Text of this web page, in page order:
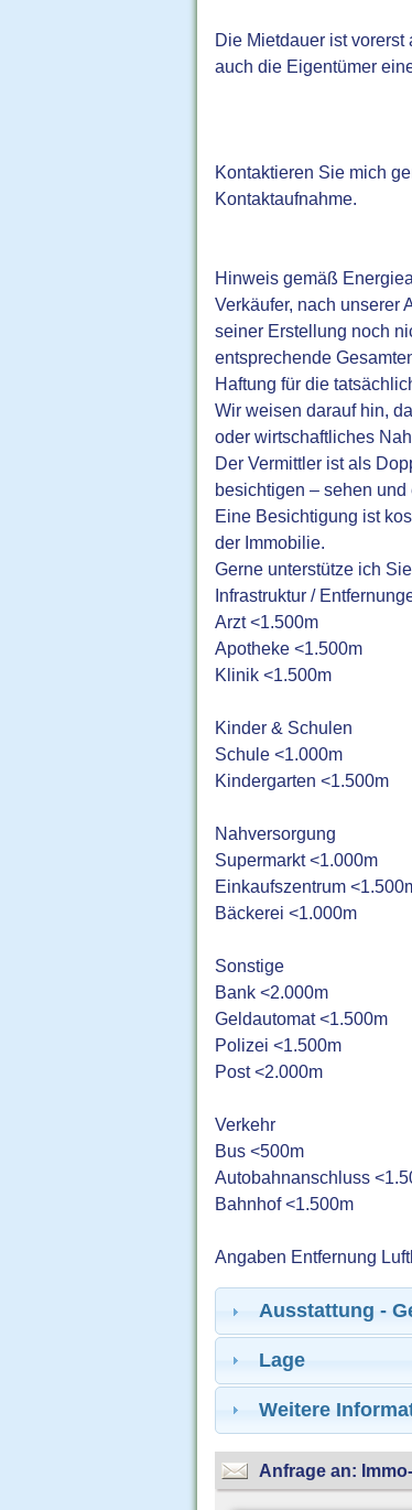
Die Mietdauer ist vorerst
auch die Eigentümer
Kontaktieren Sie mich
Kontaktaufnahme.
Hinweis gemäß
Verkäufer, nach unserer
seiner Erstellung noch
entsprechende
Haftung für die
Wir weisen darauf hin,
oder wirtschaftliches
Der Vermittler ist als
besichtigen – sehen
Eine Besichtigung ist
der Immobilie.
Gerne unterstütze ich
Infrastruktur /
Arzt <1.500m
Apotheke <1.500m
Klinik <1.500m
Kinder & Schulen
Schule <1.000m
Kindergarten <1.500m
Nahversorgung
Supermarkt <1.000m
Einkaufszentrum
Bäckerei <1.000m
Sonstige
Bank <2.000m
Geldautomat <1.500m
Polizei <1.500m
Post <2.000m
Verkehr
Bus <500m
Autobahnanschluss
Bahnhof <1.500m
Angaben Entfernung
Ausstattung -
Lage
Weitere
Anfrage an: